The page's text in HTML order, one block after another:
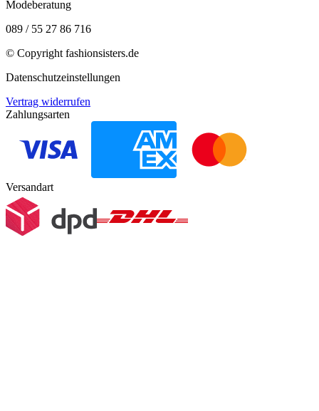
Modeberatung
089 / 55 27 86 716
© Copyright fashionsisters.de
Datenschutzeinstellungen
Vertrag widerrufen
Zahlungsarten
Versandart